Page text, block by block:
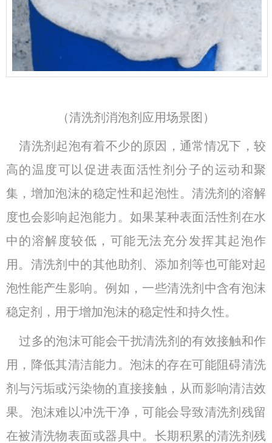
（清洗剂消泡剂应用场景图 ）
清洗剂起泡有着不少的原因，通常情况下，较
高的温度可以促进表面活性剂分子的运动和聚
集，增加泡沫的稳定性和起泡性。清洗剂的溶解
度也会影响起泡能力。如果某种表面活性剂在水
中的溶解度较低，可能无法充分发挥其起泡作
用。清洗剂中的其他助剂、添加剂等也可能对起
泡性能产生影响。例如，一些清洗剂中含有泡沫
稳定剂，用于增加泡沫的稳定性和持久性。
过多的泡沫可能会干扰清洗剂的有效接触和作
用，降低其清洁能力。泡沫的存在可能阻碍清洗
剂与污垢或污染物的直接接触，从而影响清洁效
果。泡沫难以冲洗干净，可能会导致清洗剂残留
在被清洗物表面或器具中。长期积累的清洗剂残